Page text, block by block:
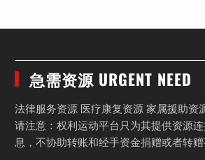
急需资源 URGENT NEED
法律服务资源 医疗康复资源 家属援助资
请注意：权利运动平台只为其提供资源
息，不协助转账和经手资金捐赠或者转赠